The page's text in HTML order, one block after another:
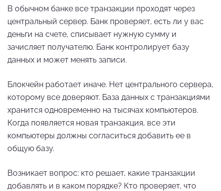
В обычном банке все транзакции проходят через
центральный сервер. Банк проверяет, есть ли у вас
деньги на счете, списывает нужную сумму и
зачисляет получателю. Банк контролирует базу
данных и может менять записи.
Блокчейн работает иначе. Нет центрального сервера,
которому все доверяют. База данных с транзакциями
хранится одновременно на тысячах компьютеров.
Когда появляется новая транзакция, все эти
компьютеры должны согласиться добавить ее в
общую базу.
Возникает вопрос: кто решает, какие транзакции
добавлять и в каком порядке? Кто проверяет, что